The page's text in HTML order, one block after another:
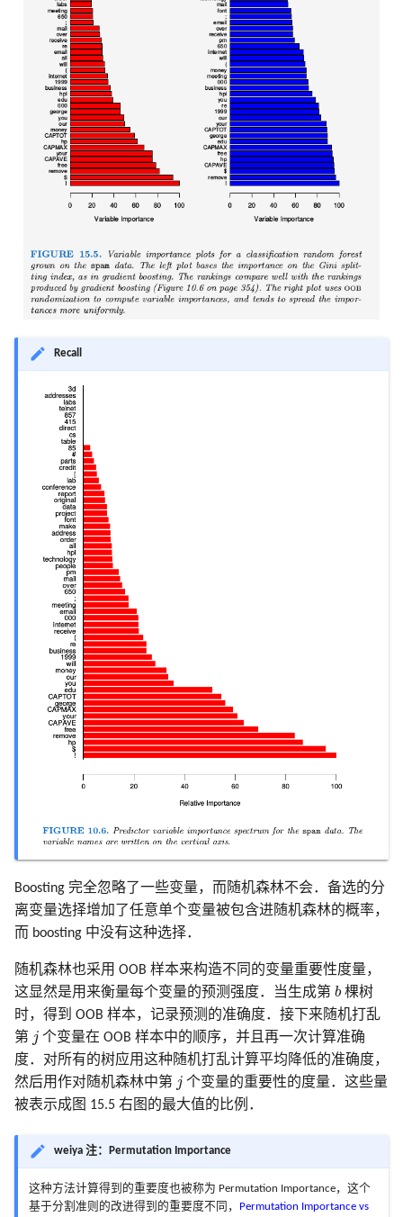
Recall
Boosting 完全忽略了一些变量，而随机森林不会．备选的分
离变量选择增加了任意单个变量被包含进随机森林的概率，
而 boosting 中没有这种选择．
随机森林也采用 OOB 样本来构造不同的变量重要性度量，
这显然是用来衡量每个变量的预测强度．当生成第 b
b
棵树
时，得到 OOB 样本，记录预测的准确度．接下来随机打乱
第 j
j 个变量在 OOB 样本中的顺序，并且再一次计算准确
度．对所有的树应用这种随机打乱计算平均降低的准确度，
然后用作对随机森林中第 j
j 个变量的重要性的度量．这些量
被表示成图 15.5 右图的最大值的比例．
weiya 注：Permutation Importance
这种方法计算得到的重要度也被称为 Permutation Importance，这个
基于分割准则的改进得到的重要度不同， Permutation Importance vs